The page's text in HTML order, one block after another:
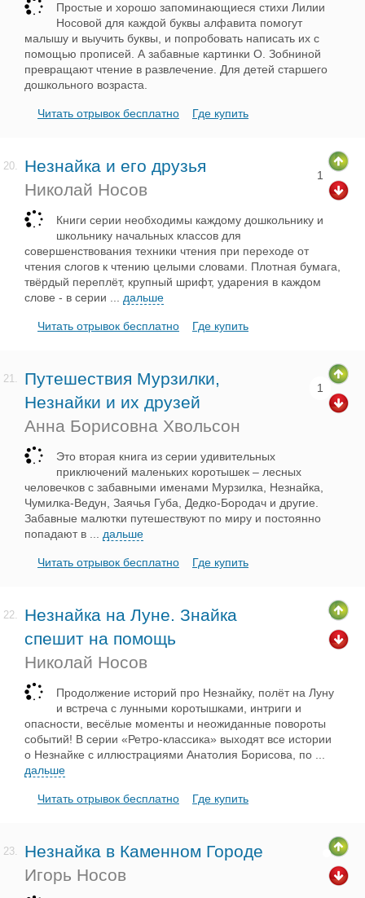
Простые и хорошо запоминающиеся стихи Лилии
Носовой для каждой буквы алфавита помогут
малышу и выучить буквы, и попробовать написать их с
помощью прописей. А забавные картинки О. Зобниной
превращают чтение в развлечение. Для детей старшего
дошкольного возраста.
Читать отрывок бесплатно Где купить
20.
Незнайка и его друзья
Николай Носов
1
Книги серии необходимы каждому дошкольнику и
школьнику начальных классов для
совершенствования техники чтения при переходе от
чтения слогов к чтению целыми словами. Плотная бумага,
твёрдый переплёт, крупный шрифт, ударения в каждом
слове - в серии
дальше
Читать отрывок бесплатно Где купить
21.
Путешествия Мурзилки,
Незнайки и их друзей
Анна Борисовна Хвольсон
1
Это вторая книга из серии удивительных
приключений маленьких коротышек – лесных
человечков с забавными именами Мурзилка, Незнайка,
Чумилка-Ведун, Заячья Губа, Дедко-Бородач и другие.
Забавные малютки путешествуют по миру и постоянно
попадают в
дальше
Читать отрывок бесплатно Где купить
22.
Незнайка на Луне. Знайка
спешит на помощь
Николай Носов
Продолжение историй про Незнайку, полёт на Луну
и встреча с лунными коротышками, интриги и
опасности, весёлые моменты и неожиданные повороты
событий! В серии «Ретро-классика» выходят все истории
о Незнайке с иллюстрациями Анатолия Борисова, по
дальше
Читать отрывок бесплатно Где купить
23.
Незнайка в Каменном Городе
Игорь Носов